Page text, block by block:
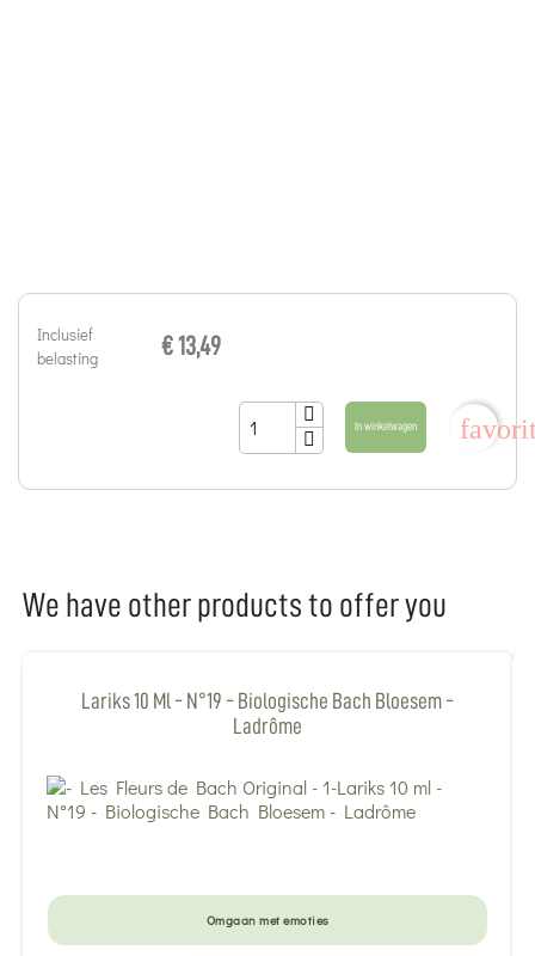
Inclusief
belasting
€ 13,49
In winkelwagen
We have other products to offer you
Lariks 10 Ml - N°19 - Biologische Bach Bloesem -
Ladrôme
Omgaan met emoties